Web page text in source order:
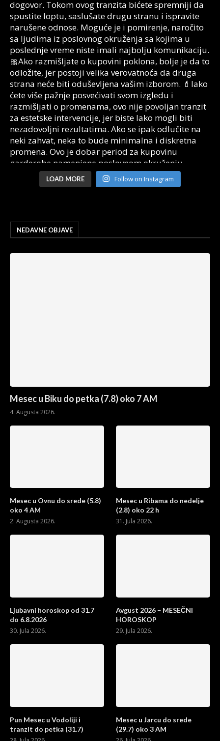
LOAD MORE Follow on Instagram
NEDAVNE OBJAVE
Mesec u Biku do petka (7.8) oko 7 AM
4. Augusta 2026.
Mesec u Ovnu do srede (5.8)
oko 4 AM
2. Augusta 2026.
Mesec u Ribama do nedelje
(2.8) oko 22 h
31. Jula 2026.
Ljubavni horoskop od 31.7
do 6.8.2026
30. Jula 2026.
Avgust 2026 – MESEČNI
HOROSKOP
29. Jula 2026.
Pun Mesec u Vodoliji i
tranzit do petka (31.7)
Mesec u Jarcu do srede
(29.7) oko 3 AM